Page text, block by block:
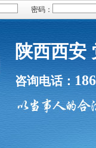
密码：
陕西西安
咨询电话：